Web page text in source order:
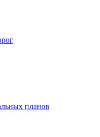
планов